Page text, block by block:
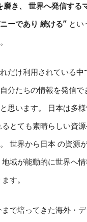
磨き、 世界へ発信する
ーであり 続ける” とい
だけ利用されている中
分たちの情報を発信で
思います。 日本は多
るとても素晴らしい資
世界から日本 の資源
域が能動的に世界へ
す。
で培ってきた海外・